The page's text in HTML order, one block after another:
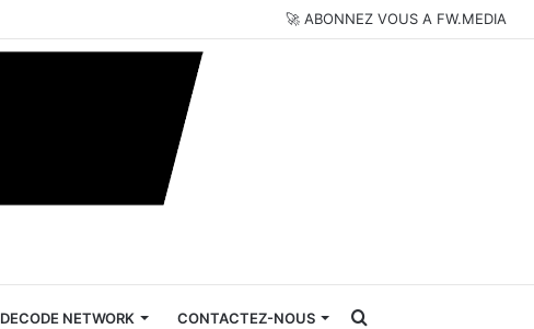
🚀 ABONNEZ VOUS A FW.MEDIA
DECODE NETWORK CONTACTEZ-NOUS Rechercher